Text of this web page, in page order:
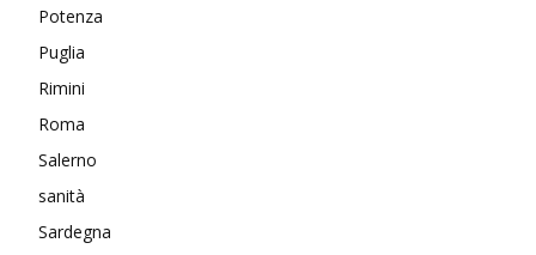
Potenza
Puglia
Rimini
Roma
Salerno
sanità
Sardegna